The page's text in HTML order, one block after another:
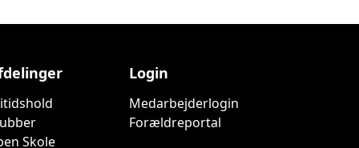
Skole
Login
Medarbejderlogin
Forældreportal